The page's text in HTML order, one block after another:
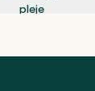
pleje